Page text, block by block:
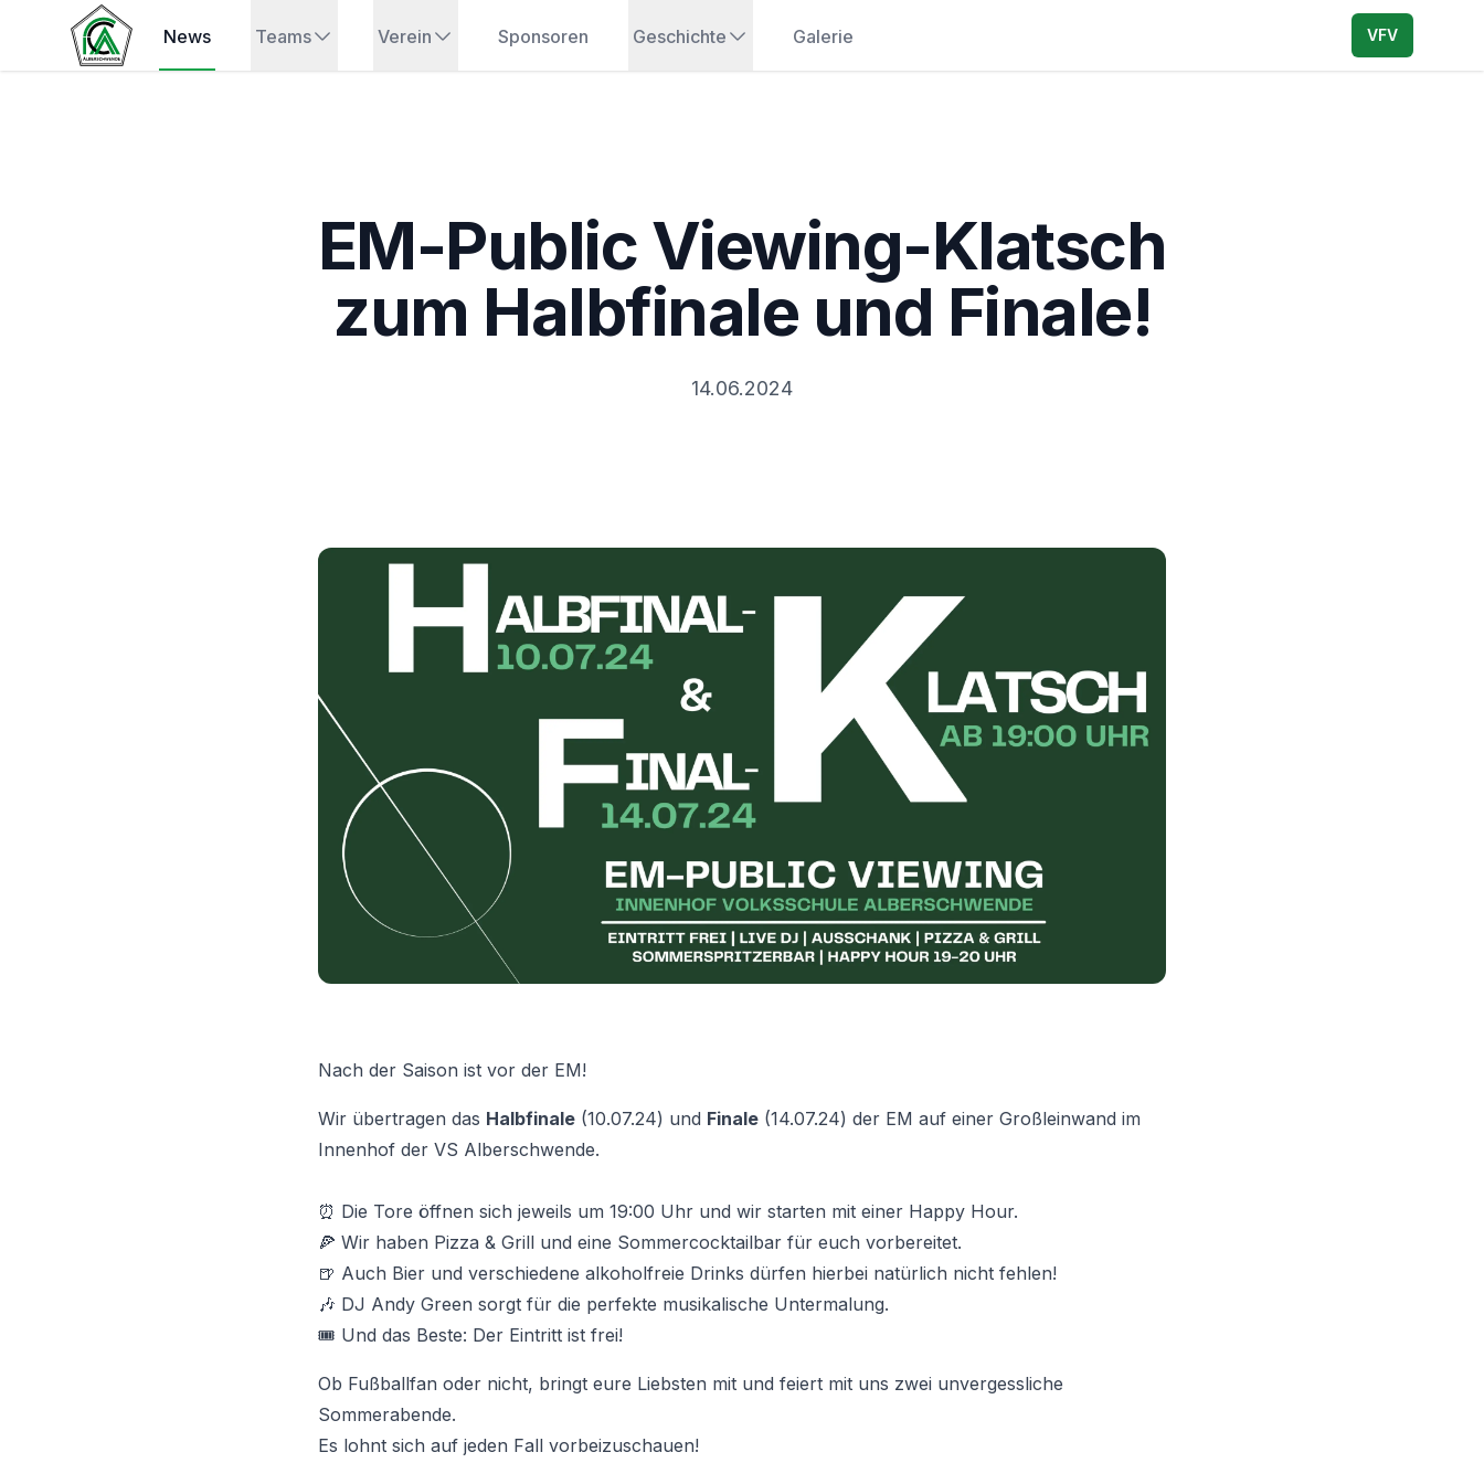
News Teams Verein Sponsoren Geschichte Galerie VFV
EM-Public Viewing-Klatsch
zum Halbfinale und Finale!
14.06.2024
Nach der Saison ist vor der EM!
Wir übertragen das Halbfinale (10.07.24) und Finale (14.07.24) der EM auf einer Großleinwand im
Innenhof der VS Alberschwende.
⏰ Die Tore öffnen sich jeweils um 19:00 Uhr und wir starten mit einer Happy Hour.
🍕 Wir haben Pizza & Grill und eine Sommercocktailbar für euch vorbereitet.
🍺 Auch Bier und verschiedene alkoholfreie Drinks dürfen hierbei natürlich nicht fehlen!
🎶 DJ Andy Green sorgt für die perfekte musikalische Untermalung.
🎟️ Und das Beste: Der Eintritt ist frei!
Ob Fußballfan oder nicht, bringt eure Liebsten mit und feiert mit uns zwei unvergessliche
Sommerabende.
Es lohnt sich auf jeden Fall vorbeizuschauen!